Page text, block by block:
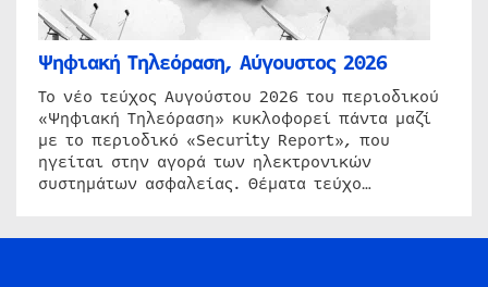
Ψηφιακή Τηλεόραση, Αύγουστος 2026
Το νέο τεύχος Αυγούστου 2026 του περιοδικού
«Ψηφιακή Τηλεόραση» κυκλοφορεί πάντα μαζί
με το περιοδικό «Security Report», που
ηγείται στην αγορά των ηλεκτρονικών
συστημάτων ασφαλείας. Θέματα τεύχο…